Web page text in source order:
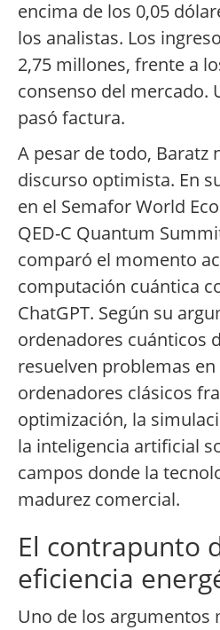
encima de los 0,05
los analistas. Los
2,75 millones, frente a
consenso del mercado.
pasó factura.
A pesar de todo, Baratz
discurso optimista. En
en el Semafor World
QED-C Quantum
comparó el momento
computación cuántica
ChatGPT. Según su
ordenadores cuánticos
resuelven problemas
ordenadores clásicos
optimización, la
la inteligencia artificial
campos donde la
madurez comercial.
El contrapunto
eficiencia
Uno de los argumentos